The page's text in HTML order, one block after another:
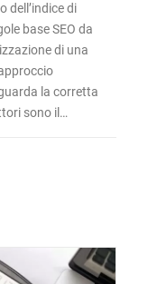
dell’indice di
base SEO da
di una
la corretta
sono il…